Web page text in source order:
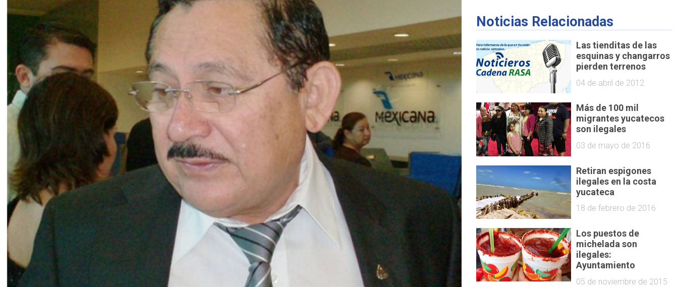
Noticias Relacionadas
Las tienditas de las
esquinas y changarros
pierden terrenos
04 de abril de 2012
Más de 100 mil
migrantes yucatecos
son ilegales
03 de mayo de 2016
Retiran espigones
ilegales en la costa
yucateca
18 de febrero de 2016
Los puestos de
michelada son
ilegales:
Ayuntamiento
05 de noviembre de 2015